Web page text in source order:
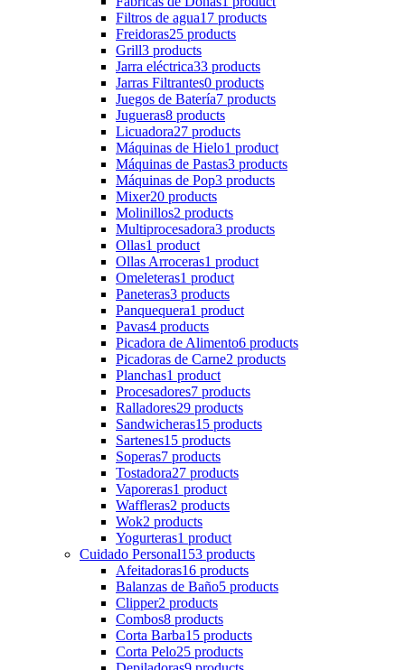
Filtros de agua17 products
Freidoras25 products
Grill3 products
Jarra eléctrica33 products
Jarras Filtrantes0 products
Juegos de Batería7 products
Jugueras8 products
Licuadora27 products
Máquinas de Hielo1 product
Máquinas de Pastas3 products
Máquinas de Pop3 products
Mixer20 products
Molinillos2 products
Multiprocesadora3 products
Ollas1 product
Ollas Arroceras1 product
Omeleteras1 product
Paneteras3 products
Panquequera1 product
Pavas4 products
Picadora de Alimento6 products
Picadoras de Carne2 products
Planchas1 product
Procesadores7 products
Ralladores29 products
Sandwicheras15 products
Sartenes15 products
Soperas7 products
Tostadora27 products
Vaporeras1 product
Waffleras2 products
Wok2 products
Yogurteras1 product
Cuidado Personal153 products
Afeitadoras16 products
Balanzas de Baño5 products
Clipper2 products
Combos8 products
Corta Barba15 products
Corta Pelo25 products